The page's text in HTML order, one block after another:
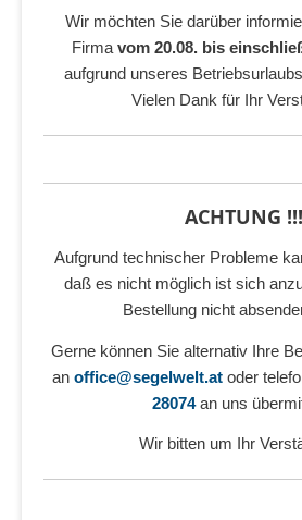
Wir möchten Sie darüber
Firma vom 20.08. bis
aufgrund unseres
Vielen Dank für Ihr
ACHTUNG
Aufgrund technischer Probleme
daß es nicht möglich ist sich
Bestellung nicht
Gerne können Sie alternativ Ihre
an office@segelwelt.at oder
28074an uns
Wir bitten um Ihr